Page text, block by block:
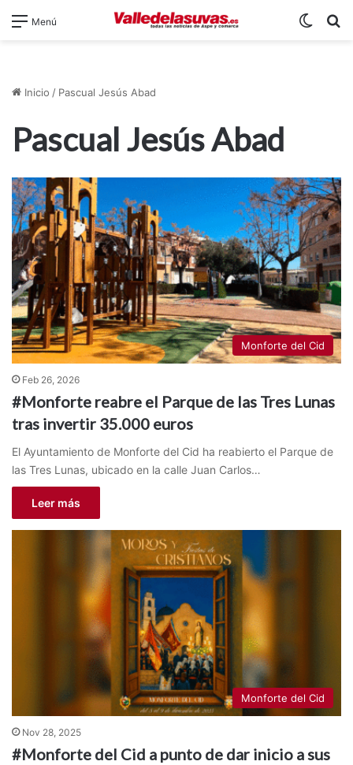
Menú
Inicio / Pascual Jesús Abad
Pascual Jesús Abad
Monforte del Cid
Feb 26, 2026
#Monforte reabre el Parque de las Tres Lunas
tras invertir 35.000 euros
El Ayuntamiento de Monforte del Cid ha reabierto el Parque de
las Tres Lunas, ubicado en la calle Juan Carlos…
Leer más
Monforte del Cid
Nov 28, 2025
#Monforte del Cid a punto de dar inicio a sus